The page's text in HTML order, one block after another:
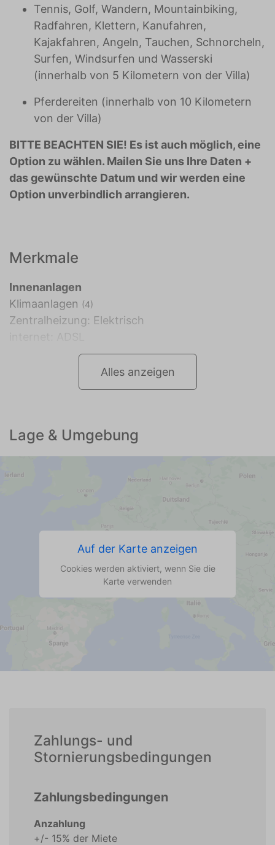
Tennis, Golf, Wandern, Mountainbiking,
Radfahren, Klettern, Kanufahren,
Kajakfahren, Angeln, Tauchen, Schnorcheln,
Surfen, Windsurfen und Wasserski
(innerhalb von 5 Kilometern von der Villa)
Pferdereiten (innerhalb von 10 Kilometern
von der Villa)
BITTE BEACHTEN SIE! Es ist auch möglich, eine
Option zu wählen. Mailen Sie uns Ihre Daten +
das gewünschte Datum und wir werden eine
Option unverbindlich arrangieren.
Merkmale
Innenanlagen
Klimaanlagen (4)
Zentralheizung: Elektrisch
Alles anzeigen
Lage & Umgebung
Auf der Karte anzeigen
Cookies werden aktiviert, wenn Sie die
Karte verwenden
Zahlungs- und
Stornierungsbedingungen
Zahlungsbedingungen
Anzahlung
+/- 15% der Miete